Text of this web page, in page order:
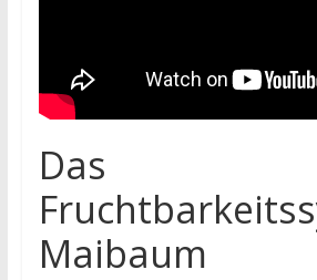
Das
Maibaum